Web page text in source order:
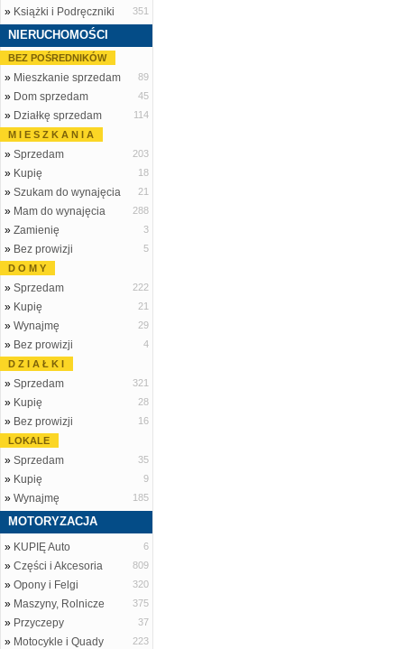
» Książki i Podręczniki 351
NIERUCHOMOŚCI
BEZ POŚREDNIKÓW
» Mieszkanie sprzedam 89
» Dom sprzedam 45
» Działkę sprzedam
114
M I E S Z K A N I A
» Sprzedam 203
» Kupię 18
» Szukam do wynajęcia 21
» Mam do wynajęcia 288
» Zamienię 3
» Bez prowizji
5
D O M Y
» Sprzedam 222
» Kupię 21
» Wynajmę 29
» Bez prowizji
4
D Z I A Ł K I
» Sprzedam 321
» Kupię 28
» Bez prowizji
16
LOKALE
» Sprzedam 35
» Kupię 9
» Wynajmę 185
MOTORYZACJA
» KUPIĘ Auto 6
» Części i Akcesoria 809
» Opony i Felgi 320
» Maszyny, Rolnicze 375
» Przyczepy 37
» Motocykle i Quady 223